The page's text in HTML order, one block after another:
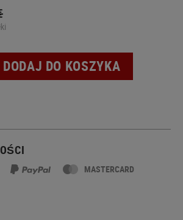
DODAJ DO KOSZYKA
MASTERCARD